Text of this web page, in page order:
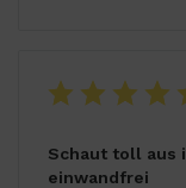
Schaut toll aus
einwandfrei